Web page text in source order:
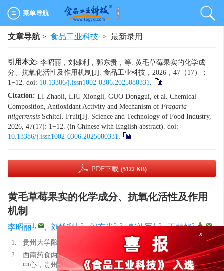
菜单导航
文章导航 > 食品工业科技 > 最新录用
引用本文: 李昭丽，刘雄利，郭东贵，等. 黄毛草莓果实的化学成
分、抗氧化活性及作用机制[J]. 食品工业科技，2026，47（17）：
1−12. doi: 10.13386/j.issn1002-0306.2025080331.
Citation: LI Zhaoli, LIU Xiongli, GUO Donggui, et al. Chemical
Composition, Antioxidant Activity and Mechanism of Fragaria
nilgerrensis Schltdl. Fruit[J]. Science and Technology of Food Industry,
2026, 47(17): 1−12. (in Chinese with English abstract). doi:
10.13386/j.issn1002-0306.2025080331.
PDF下载 (5122 KB)
黄毛草莓果实的化学成分、抗氧化活性及作用
机制
李昭丽1, , 刘雄利1, 2, 郭东贵2, 3, 彭礼军1, 2, 王慧娟2, ,
1.
贵州大学酿酒与食品工程学院，贵州贵阳 550025
2.
西南药食两用资源开发利用技术国家地方联合工程研究
中心，贵州贵阳 550025
x